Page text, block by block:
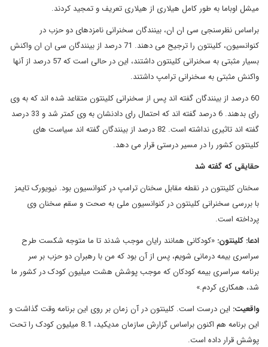
میشل اوباما به طور کامل هیلاری از هیلاری تعریف و تمجید کردند.
براساس نظرسنجی سی ان ان، بینندگان سخنرانی نامزدهای دو حزب در
کنوانسیون، کلینتون را ترجیح می دهند. 71 درصد از بینندگان سی ان ان واکنش
بسیار مثبتی به سخنرانی کلینتون داشتند، این در حالی است که 57 درصد از آنها
واکنش مثبتی به سخنرانی ترامپ داشتند.
60 درصد از بینندگان گفته اند پس از سخنرانی کلینتون متقاعد شده اند که به وی
رای بدهند. 6 درصد گفته اند که احتمال رای دادنشان به وی کمتر شد و 33 درصد
گفته اند تاثیری نداشته است. 82 درصد از بینندگان گفته اند سیاست های
کلینتون کشور را در مسیر درستی قرار می دهد.
حقایقی که گفته شد
سخنان کلینتون در نقطه مقابل سخنان ترامپ در کنوانسیون بود. نیویورک تایمز
با بررسی سخنرانی کلینتون در کنوانسیون ملی به صحت و سقم سخنان وی
پرداخته است.
ادعا: کلینتون: «کودکانی همانند رایان موجب شدند تا ما متوجه شکست طرح
سراسری بیمه درمانی شویم، پس از آن بود که من با رهبران دو حزب بر سر
برنامه سراسری بیمه کودکان که موجب پوشش هشت میلیون کودک در کشور ما
شد، همکاری کردم.»
واقعیت: این درست است. کلینتون در آن زمان بر روی این برنامه وقت گذاشت و
این برنامه هم اکنون براساس گزارش سازمان مدیکید، 8.1 میلیون کودک را تحت
پوشش قرار داده است.